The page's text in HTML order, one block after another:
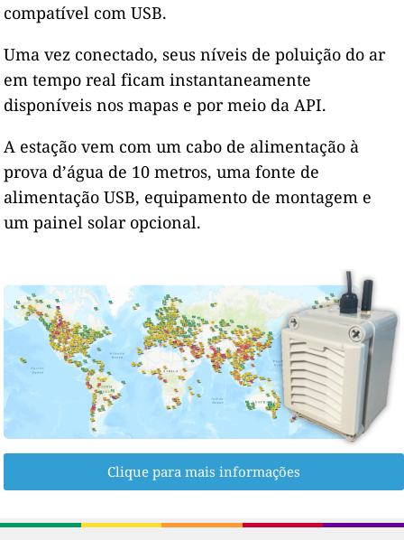
compatível com USB.
Uma vez conectado, seus níveis de poluição do ar
em tempo real ficam instantaneamente
disponíveis nos mapas e por meio da API.
A estação vem com um cabo de alimentação à
prova d’água de 10 metros, uma fonte de
alimentação USB, equipamento de montagem e
um painel solar opcional.
Clique para mais informações